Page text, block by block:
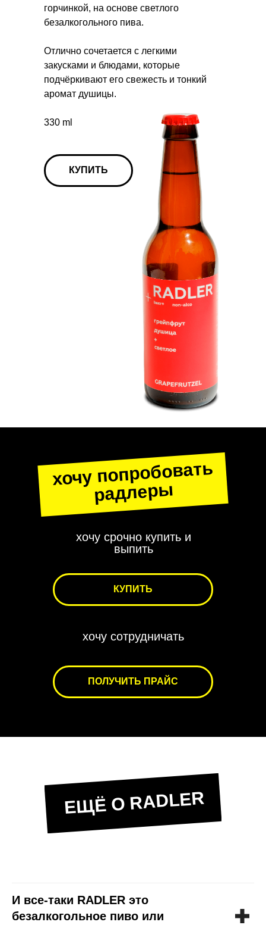
горчинкой, на основе светлого
безалкогольного пива.
Отлично сочетается с легкими
закусками и блюдами, которые
подчёркивают его свежесть и тонкий
аромат душицы.
330 ml
КУПИТЬ
КУПИТЬ
ПОЛУЧИТЬ ПРАЙС
хочу срочно купить и
выпить
хочу сотрудничать
хочу попробовать
радлеры
ЕЩЁ О RADLER
И все-таки RADLER это
безалкогольное пиво или